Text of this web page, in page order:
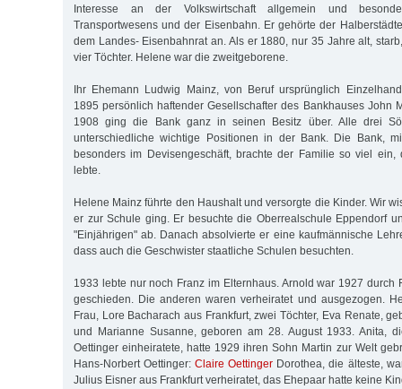
Interesse an der Volkswirtschaft allgemein und
Transportwesens und der Eisenbahn. Er gehörte der
dem Landes- Eisenbahnrat an. Als er 1880, nur 35 Jahre alt,
vier Töchter. Helene war die zweitgeborene.
Ihr Ehemann Ludwig Mainz, von Beruf ursprünglich
1895 persönlich haftender Gesellschafter des Bankhauses John
1908 ging die Bank ganz in seinen Besitz über. Alle drei
unterschiedliche wichtige Positionen in der Bank. Die Bank,
besonders im Devisengeschäft, brachte der Familie so viel ein,
lebte.
Helene Mainz führte den Haushalt und versorgte die Kinder. Wir
er zur Schule ging. Er besuchte die Oberrealschule Eppendorf
"Einjährigen" ab. Danach absolvierte er eine kaufmännische
dass auch die Geschwister staatliche Schulen besuchten.
1933 lebte nur noch Franz im Elternhaus. Arnold war 1927 durch
geschieden. Die anderen waren verheiratet und ausgezogen.
Frau, Lore Bacharach aus Frankfurt, zwei Töchter, Eva Renate,
und Marianne Susanne, geboren am 28. August 1933. Anita,
Oettinger einheiratete, hatte 1929 ihren Sohn Martin zur Welt
Hans-Norbert Oettinger:Claire Oettinger Dorothea, die älteste,
Julius Eisner aus Frankfurt verheiratet, das Ehepaar hatte keine